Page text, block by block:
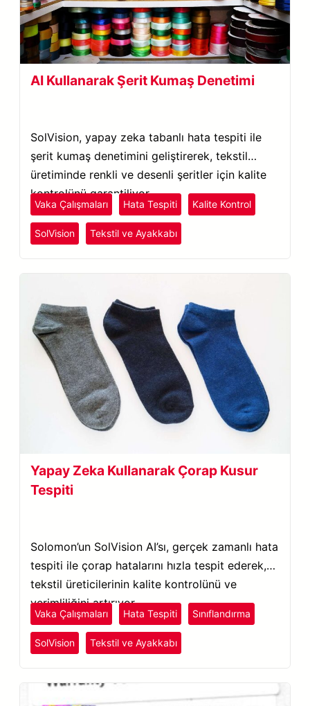
AI Kullanarak Şerit Kumaş Denetimi
SolVision, yapay zeka tabanlı hata tespiti ile
şerit kumaş denetimini geliştirerek, tekstil
üretiminde renkli ve desenli şeritler için kalite
kontrolünü garantiliyor.
Vaka Çalışmaları Hata Tespiti Kalite Kontrol
SolVision Tekstil ve Ayakkabı
Yapay Zeka Kullanarak Çorap Kusur
Tespiti
Solomon’un SolVision AI’sı, gerçek zamanlı hata
tespiti ile çorap hatalarını hızla tespit ederek,
tekstil üreticilerinin kalite kontrolünü ve
verimliliğini artırıyor.
Vaka Çalışmaları Hata Tespiti Sınıflandırma
SolVision Tekstil ve Ayakkabı